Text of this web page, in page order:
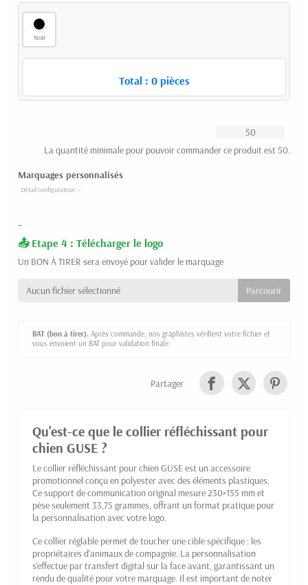
Noir
Total : 0pièces
La quantité minimale pour pouvoir commander ce produit est 50.
Marquages personnalisés
-
Etape 4 : Télécharger le logo
Un BON À TIRER sera envoyé pour valider le marquage
Aucun fichier sélectionné
BAT (bon à tirer). Après commande, nos graphistes vérifient votre fichier et
vous envoient un BAT pour validation finale.
Partager
Qu'est-ce que le collier réfléchissant pour
chien GUSE ?
Le collier réfléchissant pour chien GUSE est un accessoire
promotionnel conçu en polyester avec des éléments plastiques.
Ce support de communication original mesure 230×155 mm et
pèse seulement 33,75 grammes, offrant un format pratique pour
la personnalisation avec votre logo.
Ce collier réglable permet de toucher une cible spécifique : les
propriétaires d'animaux de compagnie. La personnalisation
s'effectue par transfert digital sur la face avant, garantissant un
rendu de qualité pour votre marquage. Il est important de noter